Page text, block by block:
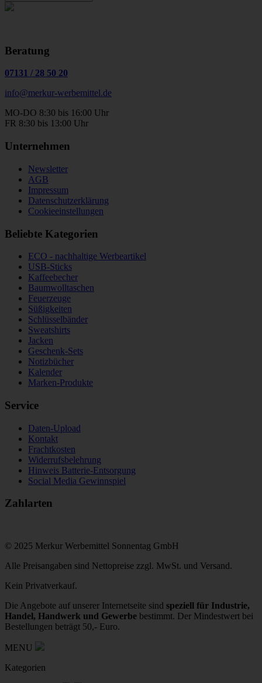
Beratung
07131 / 28 50 20
info@merkur-werbemittel.de
MO-DO 8:30 bis 16:00 Uhr
FR 8:30 bis 13:00 Uhr
Unternehmen
Newsletter
AGB
Impressum
Datenschutzerklärung
Cookieeinstellungen
Beliebte Kategorien
ECO - nachhaltige Werbeartikel
USB-Sticks
Kaffeebecher
Baumwolltaschen
Feuerzeuge
Süßigkeiten
Schlüsselbänder
Sweatshirts
Jacken
Geschenk-Sets
Notizbücher
Kalender
Marken-Produkte
Service
Daten-Upload
Kontakt
Frachtkosten
Widerrufsbelehrung
Hinweis Batterie-Entsorgung
Social Media Gewinnspiel
Zahlarten
© 2025 Merkur Werbemittel Sonnentag GmbH
Alle Preisangaben sind Nettopreise zzgl. MwSt. und Versand.
Kein Privatverkauf.
Die Angebote auf unserer Internetseite sind speziell für Industrie,
Handel, Handwerk und Gewerbe bestimmt. Der Mindestwert bei
Bestellungen beträgt 50,- Euro.
MENU
Kategorien